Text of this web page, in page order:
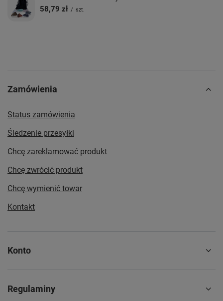
58,79 zł / szt.
Zamówienia
Status zamówienia
Śledzenie przesyłki
Chcę zareklamować produkt
Chcę zwrócić produkt
Chcę wymienić towar
Kontakt
Konto
Regulaminy